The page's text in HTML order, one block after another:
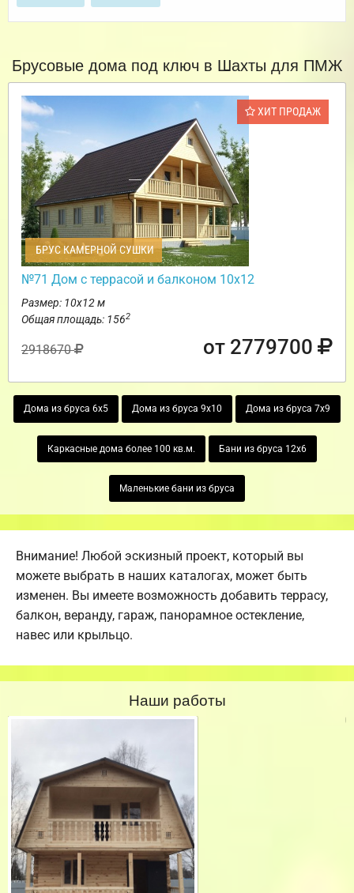
Брусовые дома под ключ в Шахты для ПМЖ
ХИТ ПРОДАЖ
БРУС КАМЕРНОЙ СУШКИ
№71 Дом с террасой и балконом 10х12
Размер: 10х12 м
Общая площадь: 1562
2918670 от 2779700
Дома из бруса 6х5 Дома из бруса 9х10 Дома из бруса 7х9
Каркасные дома более 100 кв.м. Бани из бруса 12х6
Маленькие бани из бруса
Внимание! Любой эскизный проект, который вы
можете выбрать в наших каталогах, может быть
изменен. Вы имеете возможность добавить террасу,
балкон, веранду, гараж, панорамное остекление,
навес или крыльцо.
Наши работы